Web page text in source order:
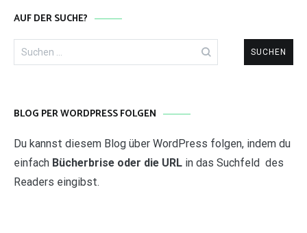
AUF DER SUCHE?
Suchen
nach:
BLOG PER WORDPRESS FOLGEN
Du kannst diesem Blog über WordPress folgen, indem du
einfach Bücherbrise oder die URL in das Suchfeld des
Readers eingibst.